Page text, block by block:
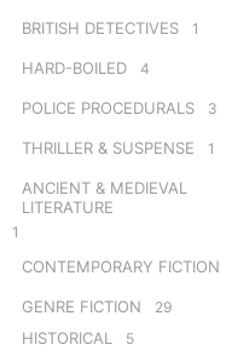
BRITISH DETECTIVES 1
HARD-BOILED 4
POLICE PROCEDURALS 3
THRILLER & SUSPENSE 1
ANCIENT & MEDIEVAL
LITERATURE
1
CONTEMPORARY FICTION
GENRE FICTION 29
HISTORICAL 5